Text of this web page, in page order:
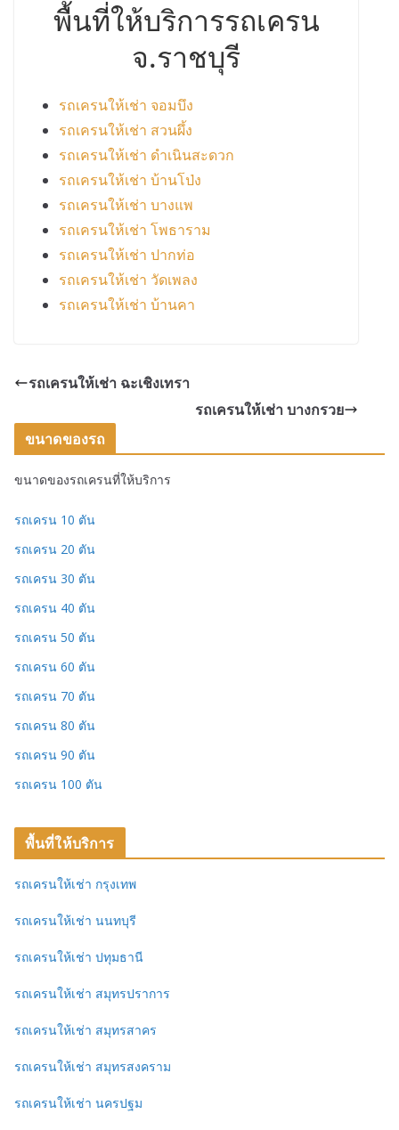
พื้นที่ให้บริการรถเครน
จ.ราชบุรี
รถเครนให้เช่า จอมบึง
รถเครนให้เช่า สวนผึ้ง
รถเครนให้เช่า ดำเนินสะดวก
รถเครนให้เช่า บ้านโป่ง
รถเครนให้เช่า บางแพ
รถเครนให้เช่า โพธาราม
รถเครนให้เช่า ปากท่อ
รถเครนให้เช่า วัดเพลง
รถเครนให้เช่า บ้านคา
รถเครนให้เช่า ฉะเชิงเทรา
รถเครนให้เช่า บางกรวย
ขนาดของรถ
ขนาดของรถเครนที่ให้บริการ
รถเครน 10 ตัน
รถเครน 20 ตัน
รถเครน 30 ตัน
รถเครน 40 ตัน
รถเครน 50 ตัน
รถเครน 60 ตัน
รถเครน 70 ตัน
รถเครน 80 ตัน
รถเครน 90 ตัน
รถเครน 100 ตัน
พื้นที่ให้บริการ
รถเครนให้เช่า กรุงเทพ
รถเครนให้เช่า นนทบุรี
รถเครนให้เช่า ปทุมธานี
รถเครนให้เช่า สมุทรปราการ
รถเครนให้เช่า สมุทรสาคร
รถเครนให้เช่า สมุทรสงคราม
รถเครนให้เช่า นครปฐม